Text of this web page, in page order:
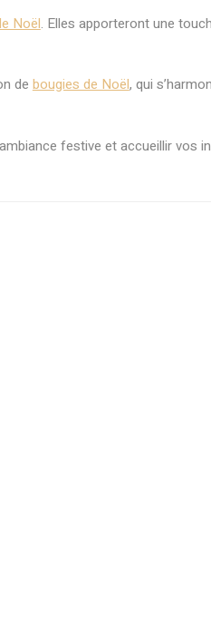
Noël. Elles apporteront une
debougies de Noël, qui
festive et accueillir vos